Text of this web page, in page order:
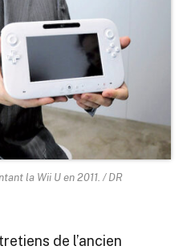
la Wii U en 2011. / DR
de l’ancien